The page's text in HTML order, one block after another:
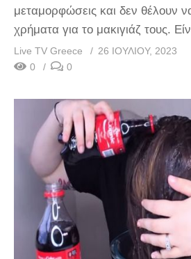
μεταμορφώσεις και δεν θέλουν
χρήματα για το μακιγιάζ τους.
Live TV Greece
26 ΙΟΥΛΊΟΥ, 2023
0
0